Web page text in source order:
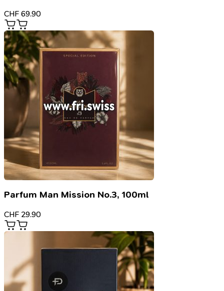
CHF 69.90
Parfum Man Mission No.3, 100ml
CHF 29.90